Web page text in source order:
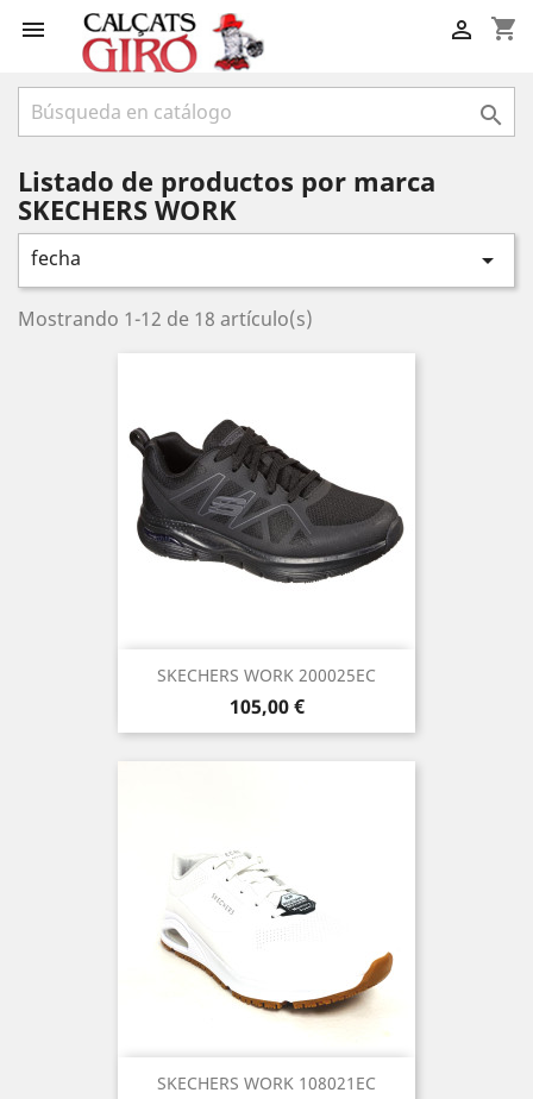
 shopping_cart


Listado de productos por marca
SKECHERS WORK
fecha 
Mostrando 1-12 de 18 artículo(s)
SKECHERS WORK 200025EC
Precio
105,00 €
SKECHERS WORK 108021EC